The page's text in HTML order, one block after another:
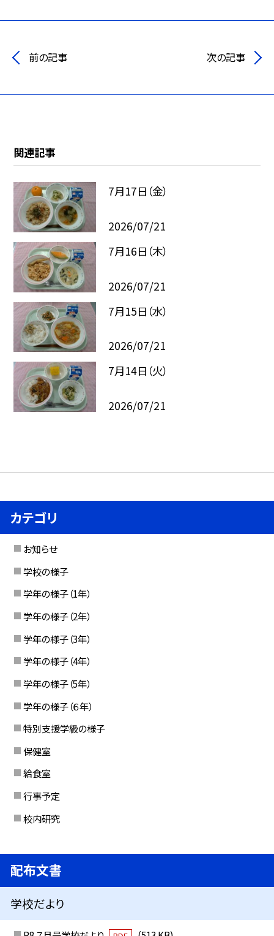
前の記事 次の記事
関連記事
7月17日（金）
2026/07/21
7月16日（木）
2026/07/21
7月15日（水）
2026/07/21
7月14日（火）
2026/07/21
カテゴリ
お知らせ
学校の様子
学年の様子（1年）
学年の様子（2年）
学年の様子（3年）
学年の様子（4年）
学年の様子（5年）
学年の様子（６年）
特別支援学級の様子
保健室
給食室
行事予定
校内研究
配布文書
学校だより